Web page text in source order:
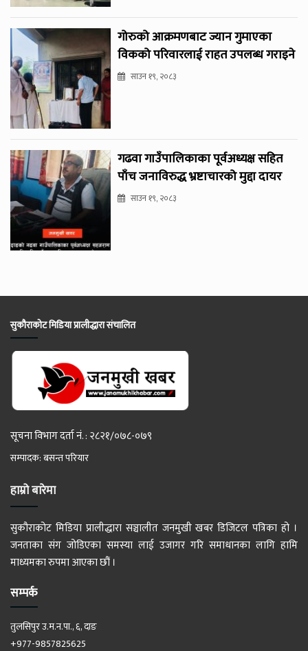
गोरुको आक्रमणबाट ज्यान गुमाएका
विकको परिवारलाई राहत उपलब्ध गराइने
साउन १९, २०८३
गढवा गाउँपालिकाका पूर्वअध्यक्ष सहित
पाँच जनाविरुद्ध भ्रष्टाचारको मुद्दा दायर
साउन १९, २०८३
सुकौराकोट मिडिया प्रालीद्धारा संचालित
सूचना विभाग दर्ता नं. : २८२१/०७८-०७९
सम्पादक: बसन्त परियार
हाम्रो बारेमा
सुकौराकोट मिडिया प्रालीद्धारा सञ्चालीत जनमुखी खबर डिजिटल पत्रिका हो ।
जनताका संग जोडिएका समस्या लाई उजागर गरि समाधानका लागि हामि
माध्यमका रुपमा आएका छौं ।
सम्पर्क
तुलसिपुर उ.म.न.पा., ६, दाङ
+977-9857825625